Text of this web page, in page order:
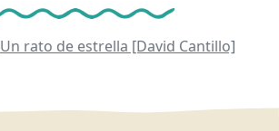
Un rato de estrella [David Cantillo]